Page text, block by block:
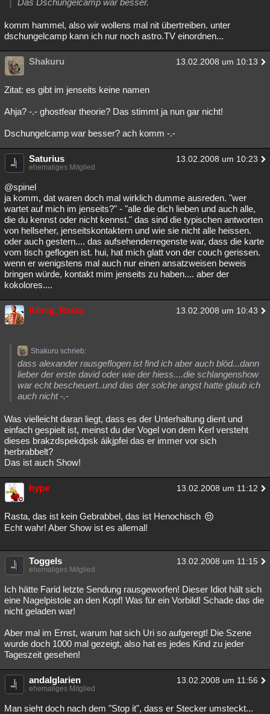
Das Dschungelcamp war besser.
komm hammel, also wir wollens mal nit übertreiben. unter
dschungelcamp kann ich nur noch astro.TV einordnen...
Shakuru 13.02.2008 um 10:13
Zitat: es gibt im jenseits keine namen
Ahja? -.- ghostfear theorie? Das stimmt ja nun gar nicht!
Dschungelcamp war besser? ach komm -.-
Saturius 13.02.2008 um 10:23
ehemaliges Mitglied
@spinel
ja komm, dat waren doch mal wirklich dumme ausreden. "wer
wartet auf mich im jenseits?" - "alle die dich lieben und auch alle,
die du kennst oder nicht kennst." das sind die typischen antworten
von hellseher, jenseitskontaktern und wie sie nicht alle heissen.
oder auch gestern.... das aufsehenderregenste war, dass die karte
vom tisch geflogen ist. hui, hat mich glatt von der couch gerissen.
wenn er wenigstens mal auch nur einen ansatzweisen beweis
bringen würde, kontakt mim jenseits zu haben.... aber der
kokolores....
König_Rasta 13.02.2008 um 10:43
Shakuru schrieb:
dass alexander rausgeflogen ist find ich aber auch blöd...dann
lieber der erste david oder wie der hiess....die schlangenshow
war echt bescheuert..und das der solche angst hatte glaub ich
auch nicht -.-
Was vielleicht daran liegt, dass es der Unterhaltung dient und
einfach gespielt ist, meinst du der Vogel von dem Kerl versteht
dieses brakzdspekdpsk áikjpfei das er immer vor sich
herbrabbelt?
Das ist auch Show!
hype 13.02.2008 um 11:12
Rasta, das ist kein Gebrabbel, das ist Henochisch
Echt wahr! Aber Show ist es allemal!
Toggels 13.02.2008 um 11:15
ehemaliges Mitglied
Ich hätte Farid letzte Sendung rausgeworfen! Dieser Idiot hält sich
eine Nagelpistole an den Kopf! Was für ein Vorbild! Schade das die
nicht geladen war!
Aber mal im Ernst, warum hat sich Uri so aufgeregt! Die Szene
wurde doch 1000 mal gezeigt, also hat es jedes Kind zu jeder
Tageszeit gesehen!
andalglarien 13.02.2008 um 11:56
ehemaliges Mitglied
Man sieht doch nach dem "Stop it", dass er Stecker umsteckt...